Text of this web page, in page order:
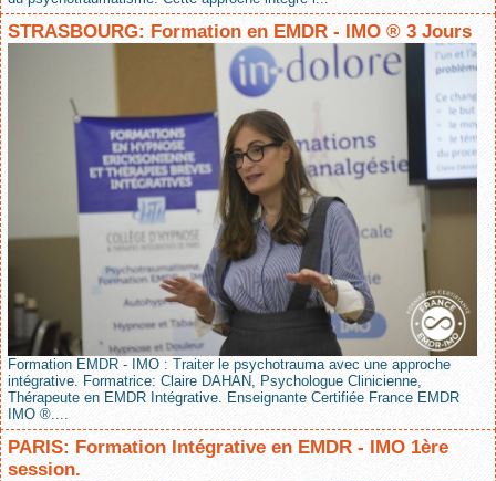
STRASBOURG: Formation en EMDR - IMO ® 3 Jours
Formation EMDR - IMO : Traiter le psychotrauma avec une approche
intégrative. Formatrice: Claire DAHAN, Psychologue Clinicienne,
Thérapeute en EMDR Intégrative. Enseignante Certifiée France EMDR
IMO ®....
PARIS: Formation Intégrative en EMDR - IMO 1ère
session.